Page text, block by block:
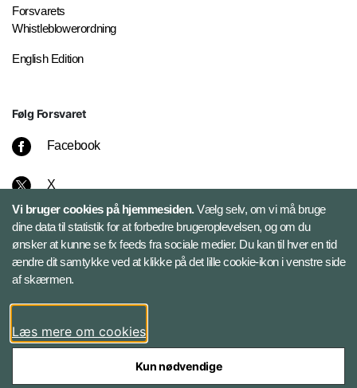
Forsvarets
Whistleblowerordning
English Edition
Følg Forsvaret
Facebook
X
Instagram
Bluesky
LinkedIn
Vi bruger cookies på hjemmesiden.Vælg selv, om vi må bruge
dine data til statistik for at forbedre brugeroplevelsen, og om du
ønsker at kunne se fx feeds fra sociale medier. Du kan til hver en tid
ændre dit samtykke ved at klikke på det lille cookie-ikon i venstre side
af skærmen.
Læs mere om cookies
Kun nødvendige